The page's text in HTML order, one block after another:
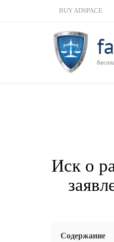
BUY ADSPACE
Иск о
Содержание